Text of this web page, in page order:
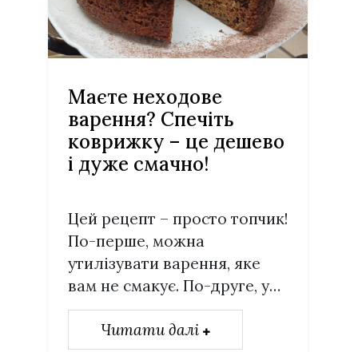
Маєте неходове
варення? Спечіть
коврижку – це дешево
і дуже смачно!
Цей рецепт – просто топчик!
По-перше, можна
утилізувати варення, яке
вам не смакує. По-друге, у…
Читати далі